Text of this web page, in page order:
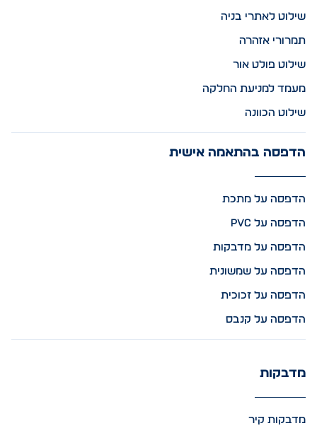
שילוט לאתרי בניה
תמרורי אזהרה
שילוט פולט אור
מעמד למניעת החלקה
שילוט הכוונה
הדפסה בהתאמה אישית
הדפסה על מתכת
הדפסה על PVC
הדפסה על מדבקות
הדפסה על שמשונית
הדפסה על זכוכית
הדפסה על קנבס
מדבקות
מדבקות קיר